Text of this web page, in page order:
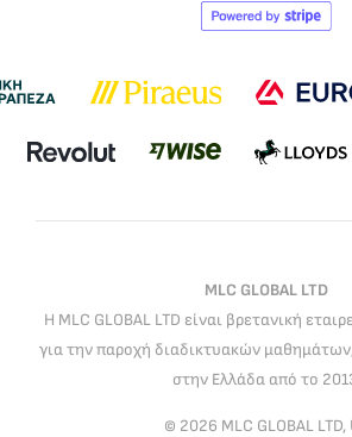
MLC GLOBAL LTD
Η MLC GLOBAL LTD είναι βρετανική
για την παροχή διαδικτυακών
στην Ελλάδα από το
© 2026 MLC GLOBAL LTD,